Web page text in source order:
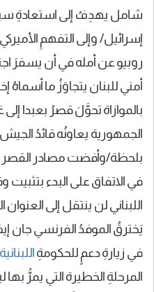
شامل يهدِفُ إلى استعادةِ
إسرائيل/ وإلى التفهمِ
روبيو عن أمله في أن يسفرَ
أمني للبنان يتجاوَزُ ما
بالموازاة تحوَّلَ قصرُ بعبدا
الجمهورية يعاونُه قائدُ
بلحظة/وأفضت مصادر القصر
في الاتفاق على البدء بتثبيت
اللبناني لن ينتقل إلى
يَخترقُ الموفدُ الفرنسي جان
في زيارةِ دعمٍ للحكومةِ اللبنانية
المرحلةِ الخطيرة التي يمرُّ